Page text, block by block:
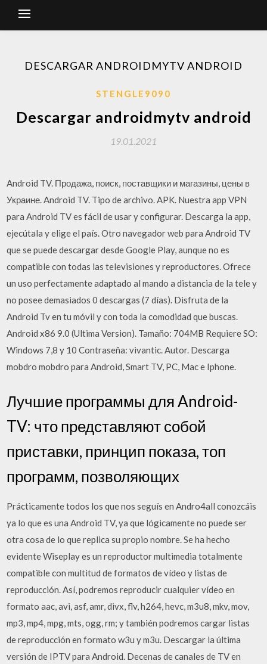
DESCARGAR ANDROIDMYTV ANDROID
STENGLE9090
Descargar androidmytv android
19.01.2021
Android TV. Продажа, поиск, поставщики и магазины, цены в
Украине. Android TV. Tipo de archivo. APK. Nuestra app VPN
para Android TV es fácil de usar y configurar. Descarga la app,
ejecútala y elige el país. Otro navegador web para Android TV
que se puede descargar desde Google Play, aunque no es
compatible con todas las televisiones y reproductores. Ofrece
un uso perfectamente adaptado al mando a distancia de la tele y
no posee demasiados 0 descargas (7 días). Disfruta de la
Android Tv en tu móvil y con toda la comodidad que buscas.
Android x86 9.0 (Ultima Version). Tamaño: 704MB Requiere SO:
Windows 7,8 y 10 Contraseña: vivantic. Autor. Descarga
mobdro mobdro para Android, Smart TV, PC, Mac e Iphone.
Лучшие программы для Android-
TV: что представляют собой
приставки, принцип показа, топ
программ, позволяющих
Prácticamente todos los que nos seguís en Andro4all conozcáis
ya lo que es una Android TV, ya que lógicamente no puede ser
otra cosa de lo que replica su propio nombre. Se ha hecho
evidente Wiseplay es un reproductor multimedia totalmente
compatible con multitud de formatos de vídeo y listas de
reproducción. Así, podremos reproducir cualquier vídeo en
formato aac, avi, asf, amr, divx, flv, h264, hevc, m3u8, mkv, mov,
mp3, mp4, mpg, mts, ogg, rm; y también podremos cargar listas
de reproducción en formato w3u y m3u. Descargar la última
versión de IPTV para Android. Decenas de canales de TV en